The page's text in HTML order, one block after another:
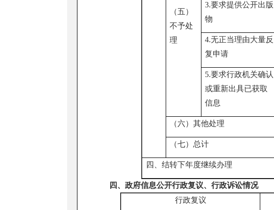
（五）
不予处
理
3.要求提供公开出版
物
4.无正当理由大量反
复申请
5.要求行政机关确认
或重新出具已获取
信息
（六）其他处理
（七）总计
四、结转下年度继续办理
四、政府信息公开行政复议、行政诉讼情况
行政复议